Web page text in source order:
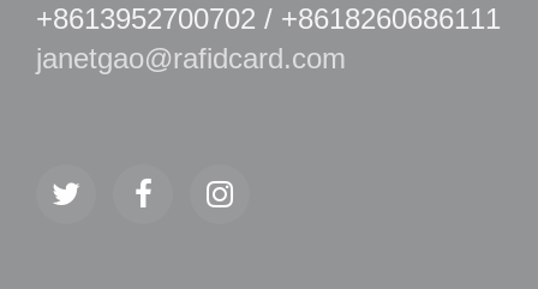
+8613952700702 / +8618260686111
janetgao@rafidcard.com